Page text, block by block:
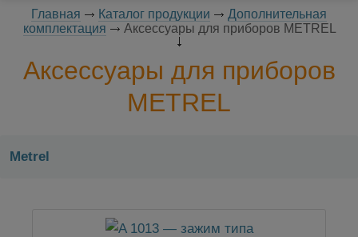
Главная Каталог продукции
Дополнительная
комплектация
Аксессуары для приборов METREL
Аксессуары для приборов
METREL
Metrel